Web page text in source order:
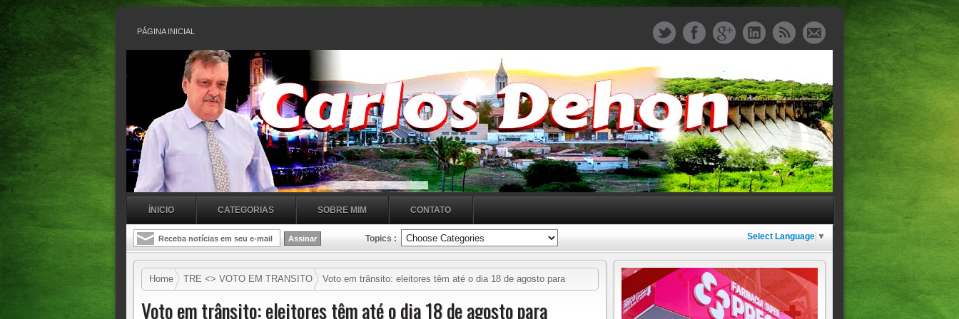
PÁGINA INICIAL
ÍNICIO CATEGORIAS SOBRE MIM CONTATO
Topics : Select Language ▼
Home TRE <> VOTO EM TRANSITO
Voto em trânsito: eleitores têm até o dia 18 de agosto para
Voto em trânsito: eleitores têm até o dia 18 de agosto para